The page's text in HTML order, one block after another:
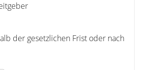
der gesetzlichen Frist oder nach